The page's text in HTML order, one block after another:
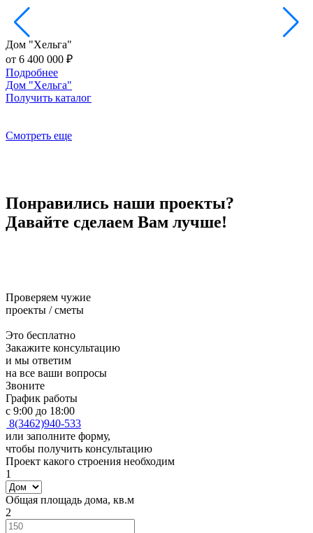
Дом "Хельга"
от 6 400 000 ₽
Подробнее
Дом "Хельга"
Получить каталог
Смотреть еще
Понравились наши проекты?
Давайте сделаем Вам лучше!
Проверяем чужие
проекты / сметы
Это бесплатно
Закажите консультацию
и мы ответим
на все ваши вопросы
Звоните
График работы
с 9:00 до 18:00
8(3462)940-533
или заполните форму,
чтобы получить консультацию
Проект какого строения необходим
1
Общая площадь дома, кв.м
2